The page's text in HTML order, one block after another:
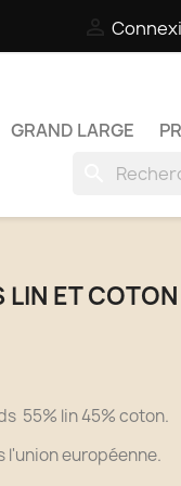
GRAND LARGE
LIN ET COTON
55% lin 45% coton.
européenne.